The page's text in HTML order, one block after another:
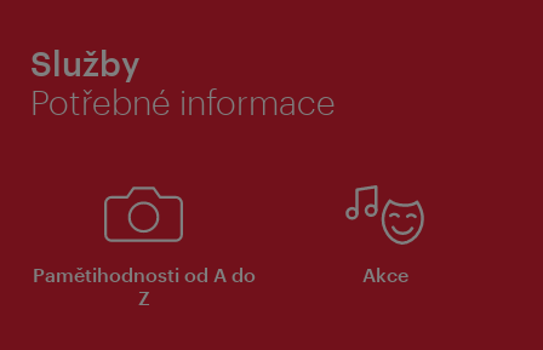
Služby
Potřebné informace
Pamětihodnosti od A do
Z
Akce